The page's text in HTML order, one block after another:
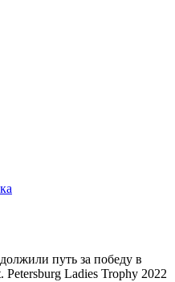
путь за победу в
Petersburg Ladies Trophy 2022